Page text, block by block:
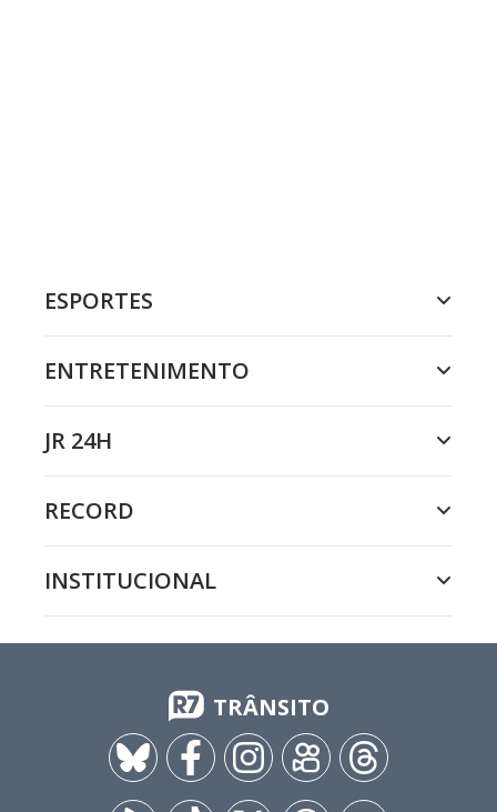
ESPORTES
ENTRETENIMENTO
JR 24H
RECORD
INSTITUCIONAL
TRÂNSITO